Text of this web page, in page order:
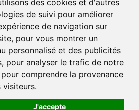
des cookies et d'autres
de suivi pour améliorer
de navigation sur
pour vous montrer un
personnalisé et des publicités
pour analyser le trafic de notre
comprendre la provenance
visiteurs.
J'accepte
Suivez-nous sur